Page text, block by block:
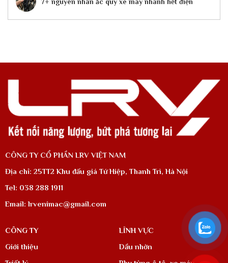
CÔNG TY CỔ PHẦN LRV VIỆT NAM
Địa chỉ: 25TT2 Khu đấu giá Tứ Hiệp, Thanh Trì, Hà Nội
Tel: 038 288 1911
Email: lrvenimac@gmail.com
CÔNG TY
Giới thiệu
LĨNH VỰC
Dầu nhờn